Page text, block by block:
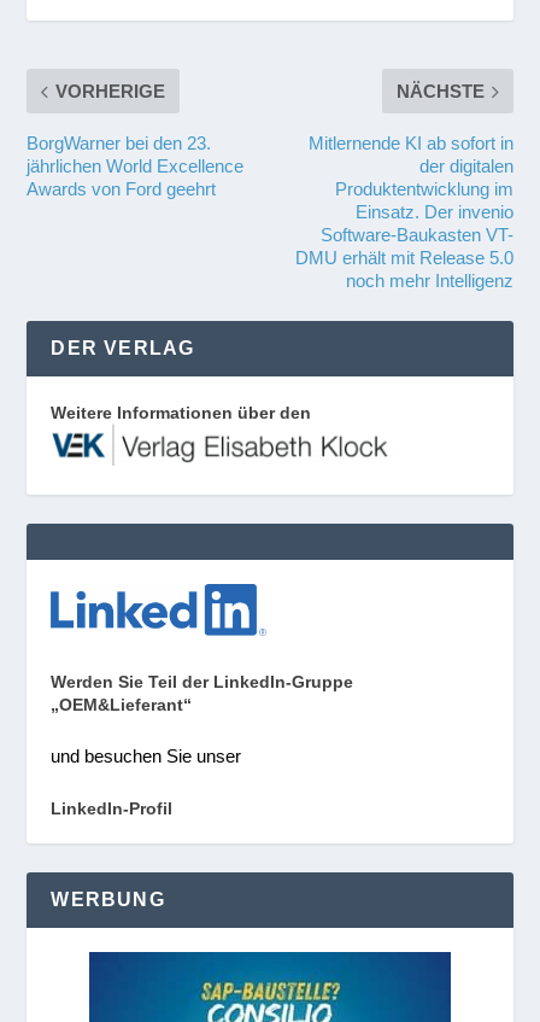
VORHERIGE
BorgWarner bei den 23.
jährlichen World Excellence
Awards von Ford geehrt
NÄCHSTE
Mitlernende KI ab sofort in
der digitalen
Produktentwicklung im
Einsatz. Der invenio
Software-Baukasten VT-
DMU erhält mit Release 5.0
noch mehr Intelligenz
DER VERLAG
Weitere Informationen über den
Werden Sie Teil der LinkedIn-Gruppe
„OEM&Lieferant“
und besuchen Sie unser
LinkedIn-Profil
WERBUNG